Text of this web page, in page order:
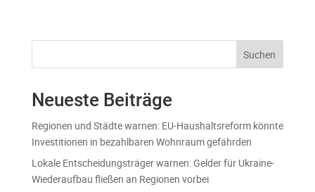
Suchen
Neueste Beiträge
Regionen und Städte warnen: EU-Haushaltsreform könnte
Investitionen in bezahlbaren Wohnraum gefährden
Lokale Entscheidungsträger warnen: Gelder für Ukraine-
Wiederaufbau fließen an Regionen vorbei